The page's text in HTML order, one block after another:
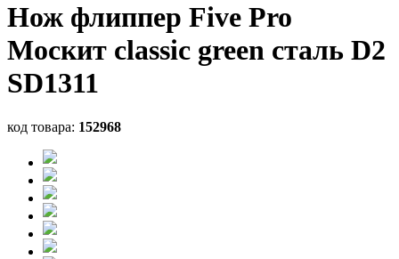
Нож флиппер Five Pro
Москит classic green сталь D2
SD1311
код товара: 152968